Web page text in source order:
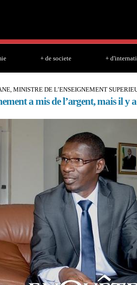
+ de societe +
MINISTRE DE L’ENSEIGNEMENT
a mis de l’argent, mais il y